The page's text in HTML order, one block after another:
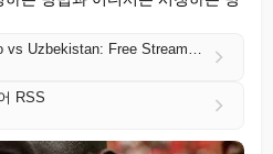
How to watch DR Congo vs Uzbekistan: Free Streams, TV Channels & Kick-Off time for FIFA World Cup 2026 as Leopards hunt historic win
RSS